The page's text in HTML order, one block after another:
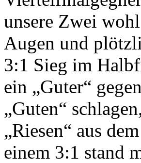
unsere Zwei
Augen und
3:1 Sieg im
ein „Guter“
„Guten“
„Riesen“ aus
einem 3:1 stand